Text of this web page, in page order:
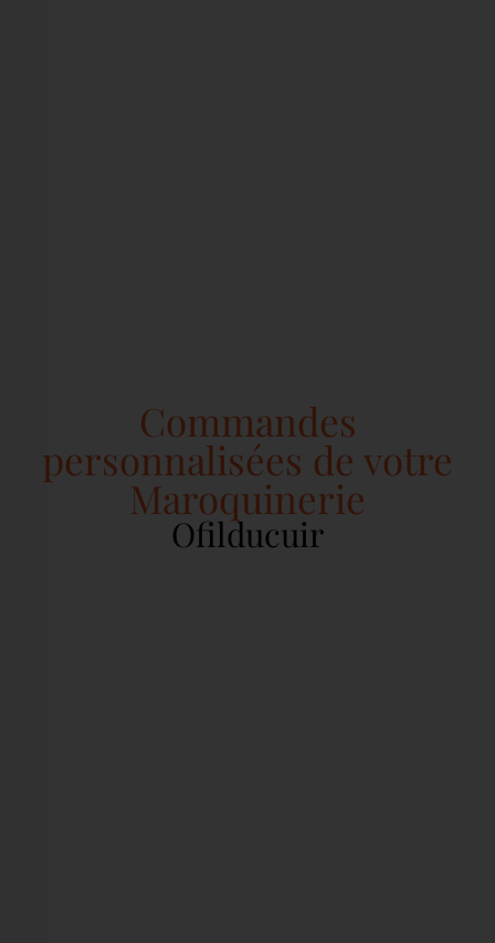
Commandes
personnalisées de votre
Maroquinerie
Ofilducuir